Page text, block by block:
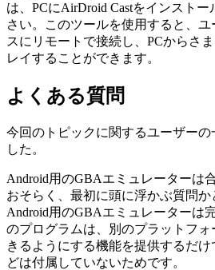
は、PCにAirDroid Castをインスト
さい。このツールを使用すると、ユ
スにリモートで接続し、PCからさ
レイすることができます。
よくある質問
今回のトピックに関するユーザーの
した。
Android用のGBAエミュレーターは
おそらく、最初に頭に浮かぶ質問か
Android用のGBAエミュレーターは
のプログラムは、別のプラットフ
きるようにする機能を提供するだ
どは付属していないためです。